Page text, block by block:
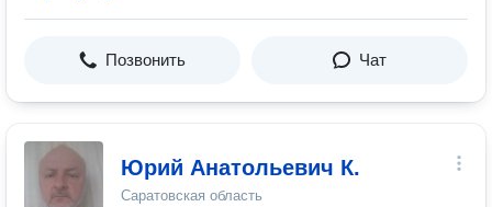
Позвонить Чат
Юрий Анатольевич К.
Саратовская область